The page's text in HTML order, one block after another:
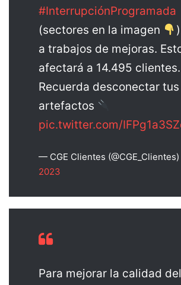
#InterrupciónProgramada
(sectores en la imagen
a trabajos de mejoras.
afectará a 14.495 clientes.
Recuerda desconectar tus
artefactos
pic.twitter.com/
— CGE Clientes (@CGE_Clientes)
2023
Para mejorar la calidad del